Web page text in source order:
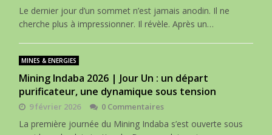
Le dernier jour d’un sommet n’est jamais anodin. Il ne
cherche plus à impressionner. Il révèle. Après un…
MINES & ENERGIES
Mining Indaba 2026 | Jour Un : un départ
purificateur, une dynamique sous tension
9 février 2026 0 Commentaires
La première journée du Mining Indaba s’est ouverte sous